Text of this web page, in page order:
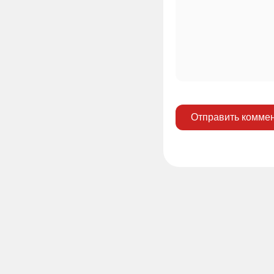
Отправить